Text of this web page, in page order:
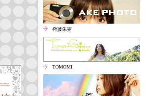
権藤朱実
TOMOMI